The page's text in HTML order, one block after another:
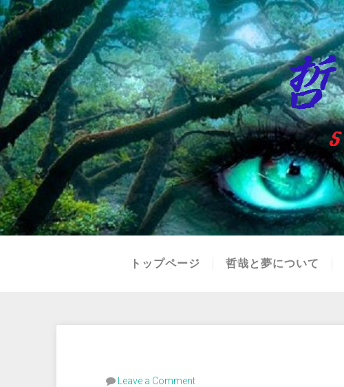
トップページ 哲哉と夢について
Leave a Comment